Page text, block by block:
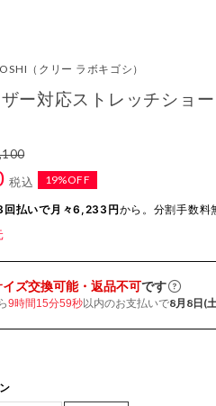
（クリー ラボキゴシ）
ー対応ストレッチショ
税込 19%OFF
回払いで月々6,233円から。分割手数
イズ交換可能・返品不可です
9時間15分58秒以内のお支払いで8月8日(